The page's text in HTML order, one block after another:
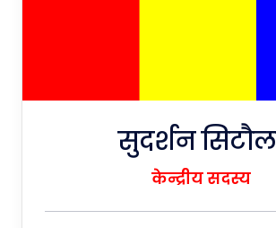
सुदर्शन
केन्द्रीय सदस्य